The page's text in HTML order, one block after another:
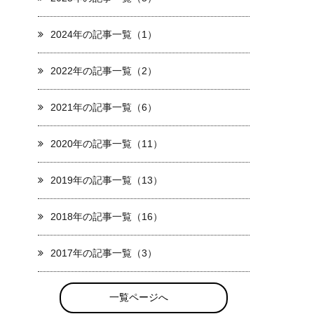
2024年の記事一覧（1）
2022年の記事一覧（2）
2021年の記事一覧（6）
2020年の記事一覧（11）
2019年の記事一覧（13）
2018年の記事一覧（16）
2017年の記事一覧（3）
一覧ページへ